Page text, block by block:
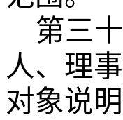
第三
人、理
对象说